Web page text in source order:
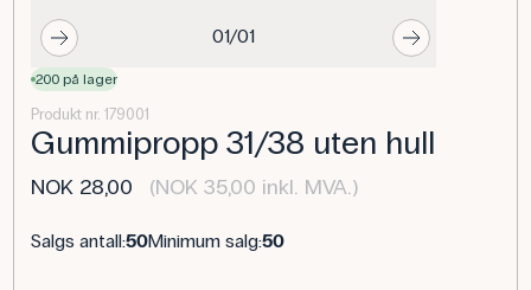
01/01
200 på lager
Produkt nr. 179001
Gummipropp 31/38 uten hull
NOK 28,00 (NOK 35,00 inkl. MVA.)
Salgs antall:50Minimum salg:50